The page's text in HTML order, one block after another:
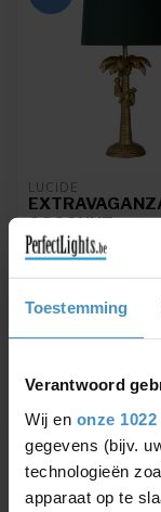
Toestemming
Verantwoord
Wij en onze
gegevens (bijv.
technologieën
apparaat op te
LUCIDE
COCONUT -
TAFELLAMP - Ø
CM - 1XE27 -
GOUD /
10505/81/02
/ Messing
€110,95 €94,31